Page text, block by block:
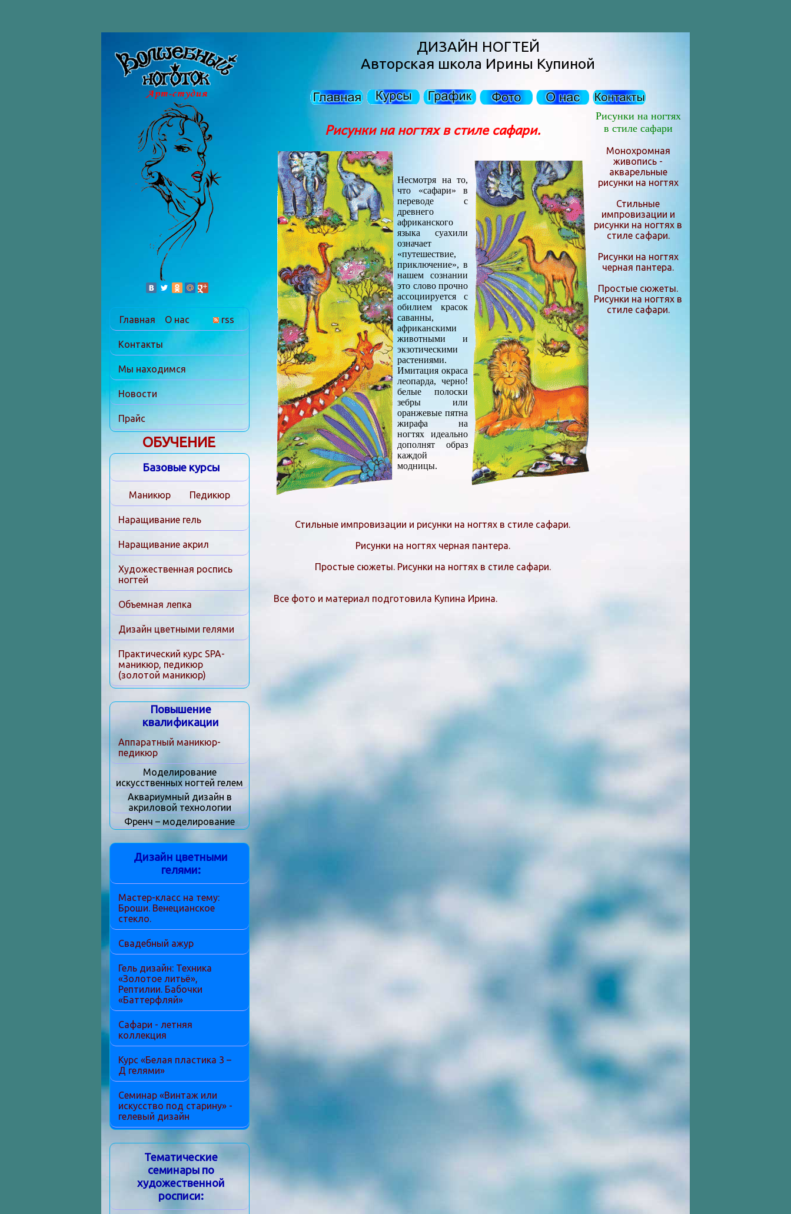
ДИЗАЙН НОГТЕЙ
Авторская школа Ирины Купиной
Рисунки на ногтях в стиле сафари.
Несмотря на то,
что «сафари» в
переводе с
древнего
африканского
языка суахили
означает
«путешествие,
приключение», в
нашем сознании
это слово прочно
ассоциируется с
обилием красок
саванны,
африканскими
животными и
экзотическими
растениями.
Имитация окраса
леопарда, черно!
белые полоски
зебры или
оранжевые пятна
жирафа на
ногтях идеально
дополнят образ
каждой
модницы.
Стильные импровизации и рисунки на ногтях в стиле сафари.
Рисунки на ногтях черная пантера.
Простые сюжеты. Рисунки на ногтях в стиле сафари.
Все фото и материал подготовила Купина Ирина.
Рисунки на ногтях
в стиле сафари
Монохромная
живопись -
акварельные
рисунки на ногтях
Стильные
импровизации и
рисунки на ногтях в
стиле сафари.
Рисунки на ногтях
черная пантера.
Простые сюжеты.
Рисунки на ногтях в
стиле сафари.
Главная
О нас rss
Контакты
Мы находимся
Новости
Прайс
ОБУЧЕНИЕ
Базовые курсы
Маникюр Педикюр
Наращивание гель
Наращивание акрил
Художественная роспись
ногтей
Объемная лепка
Дизайн цветными гелями
Практический курс SPA-
маникюр, педикюр
(золотой маникюр)
Повышение
квалификации
Аппаратный маникюр-
педикюр
Моделирование
искусственных ногтей гелем
Аквариумный дизайн в
акриловой технологии
Френч – моделирование
Дизайн цветными
гелями:
Мастер-класс на тему:
Броши. Венецианское
стекло.
Свадебный ажур
Гель дизайн: Техника
«Золотое литьё»,
Рептилии. Бабочки
«Баттерфляй»
Сафари - летняя
коллекция
Курс «Белая пластика 3 –
Д гелями»
Семинар «Винтаж или
искусство под старину» -
гелевый дизайн
Тематические
семинары по
художественной
росписи: